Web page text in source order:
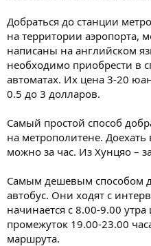
Добраться до станции
на территории аэропорта,
написаны на английском
необходимо приобрести в
автоматах. Их цена 3-20
0.5 до 3 долларов.
Самый простой способ
на метрополитене.
можно за час. Из Хунцяо –
Самым дешевым способом
автобус. Они ходят с
начинается с 8.00-9.00 утра
промежуток 19.00-23.00
маршрута.